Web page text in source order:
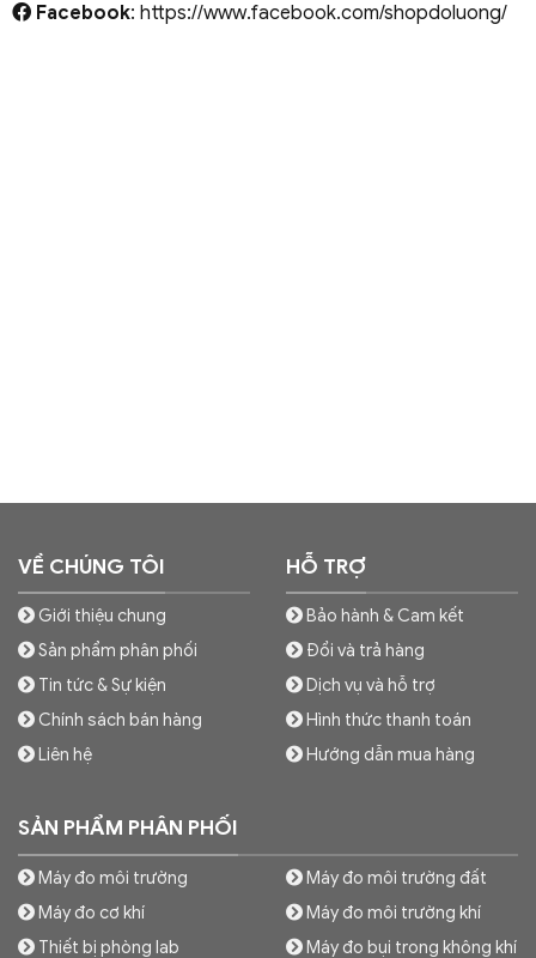
Facebook: https://www.facebook.com/shopdoluong/
VỀ CHÚNG TÔI
Giới thiệu chung
Sản phẩm phân phối
Tin tức & Sự kiện
Chính sách bán hàng
Liên hệ
HỖ TRỢ
Bảo hành & Cam kết
Đổi và trả hàng
Dịch vụ và hỗ trợ
Hình thức thanh toán
Hướng dẫn mua hàng
SẢN PHẨM PHÂN PHỐI
Máy đo môi trường
Máy đo cơ khí
Thiết bị phòng lab
Máy đo môi trường đất
Máy đo môi trường khí
Máy đo bụi trong không khí